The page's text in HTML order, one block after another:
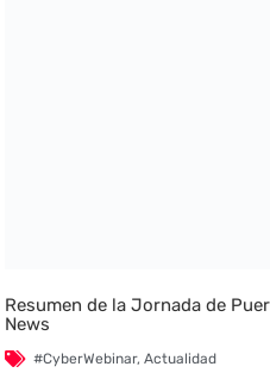
Resumen de la Jornada de
News
#CyberWebinar,Actualidad